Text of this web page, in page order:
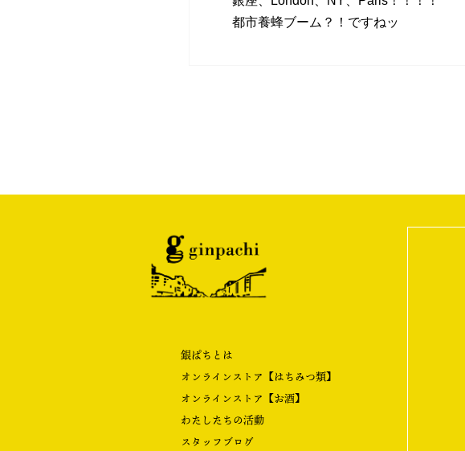
都市養蜂ブーム？！ですねッ
銀ぱちとは
オンラインストア【はちみつ類】
オンラインストア【お酒】
わたしたちの活動
スタッフブログ